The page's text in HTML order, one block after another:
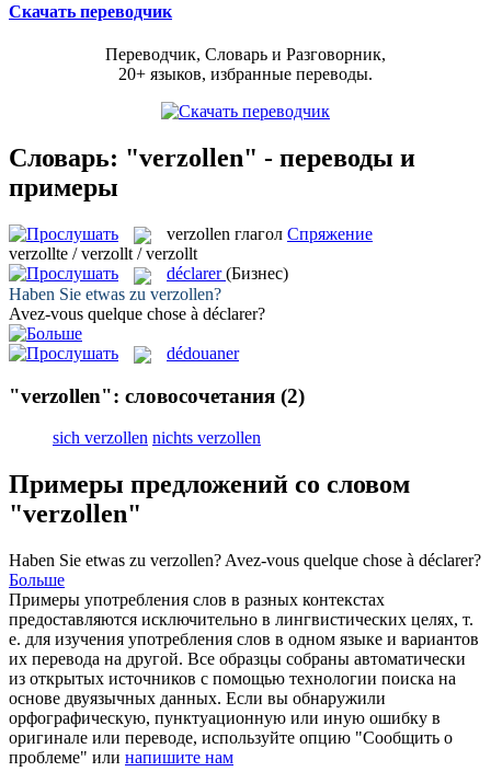
Скачать переводчик
Переводчик, Словарь и Разговорник,
20+ языков, избранные переводы.
Словарь: "verzollen" - переводы и
примеры
verzollen глагол Спряжение
verzollte / verzollt / verzollt
déclarer (Бизнес)
Haben Sie etwas zu verzollen?
Avez-vous quelque chose à déclarer?
dédouaner
"verzollen": словосочетания (2)
sich verzollen nichts verzollen
Примеры предложений со словом
"verzollen"
Haben Sie etwas zu verzollen? Avez-vous quelque chose à déclarer?
Больше
Примеры употребления слов в разных контекстах
предоставляются исключительно в лингвистических целях, т.
е. для изучения употребления слов в одном языке и вариантов
их перевода на другой. Все образцы собраны автоматически
из открытых источников с помощью технологии поиска на
основе двуязычных данных. Если вы обнаружили
орфографическую, пунктуационную или иную ошибку в
оригинале или переводе, используйте опцию "Сообщить о
проблеме" или напишите нам